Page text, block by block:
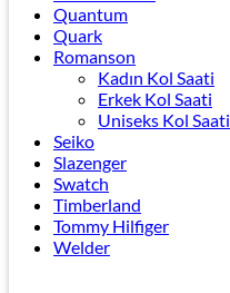
Quantum
Quark
Romanson
Kadın Kol Saati
Erkek Kol Saati
Uniseks Kol Saati
Seiko
Slazenger
Swatch
Timberland
Tommy Hilfiger
Welder